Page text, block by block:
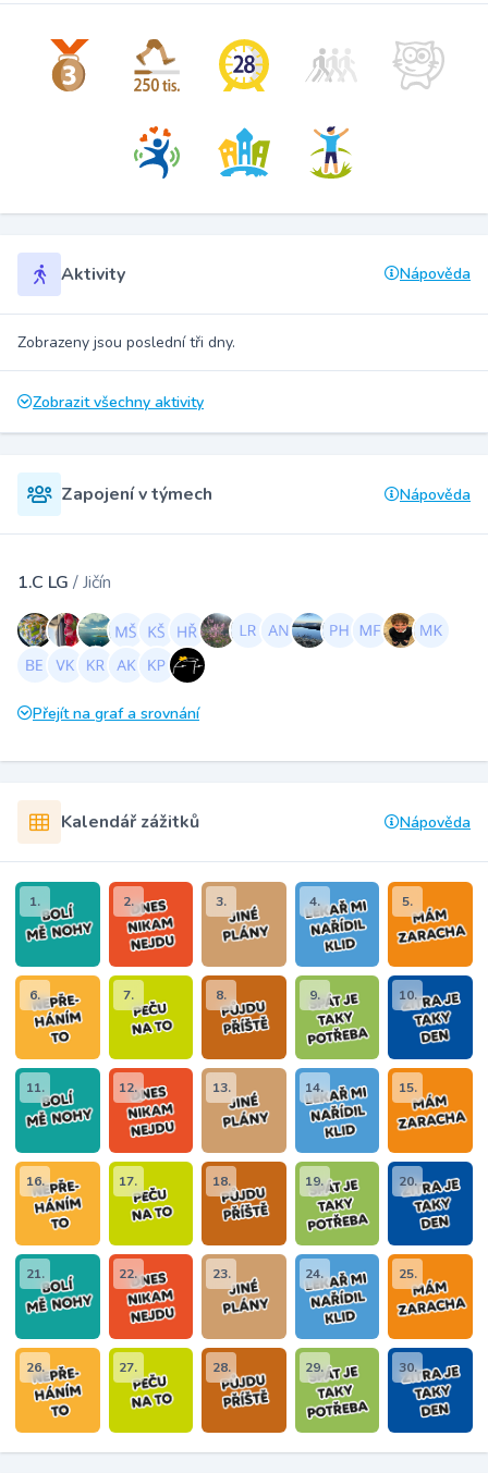
Aktivity Nápověda
Zobrazeny jsou poslední tři dny.
Zobrazit všechny aktivity
Zapojení v týmech Nápověda
1.C LG / Jičín
Přejít na graf a srovnání
Kalendář zážitků Nápověda
1. 2. 3. 4. 5.
6. 7. 8. 9. 10.
11. 12. 13. 14. 15.
16. 17. 18. 19. 20.
21. 22. 23. 24. 25.
26. 27. 28. 29. 30.